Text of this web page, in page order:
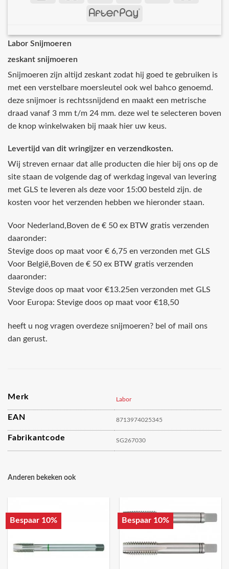
Labor Snijmoeren
zeskant snijmoeren
Snijmoeren zijn altijd zeskant zodat hij goed te gebruiken is
met een verstelbare moersleutel ook wel bahco genoemd.
deze snijmoer is rechtssnijdend en maakt een metrische
draad vanaf 3 mm t/m 24 mm. deze wel te selecteren boven
de knop winkelwaken bij maak hier uw keus.
Levertijd van dit wringijzer en verzendkosten.
Wij streven ernaar dat alle producten die hier bij ons op de
site staan de volgende dag of werkdag ingeval van levering
met GLS te leveren als deze voor 15:00 besteld zijn. de
kosten voor het verzenden hebben we hieronder staan.
Voor Nederland,Boven de € 50 ex BTW gratis verzenden
daaronder:
Stevige doos op maat voor € 6,75 en verzonden met GLS
Voor België,Boven de € 50 ex BTW gratis verzenden
daaronder:
Stevige doos op maat voor €13.25en verzonden met GLS
Voor Europa: Stevige doos op maat voor €18,50
heeft u nog vragen overdeze snijmoeren? bel of mail ons
dan gerust.
Merk Labor
EAN 8713974025345
Fabrikantcode SG267030
Anderen bekeken ook
Bespaar 10% Bespaar 10%